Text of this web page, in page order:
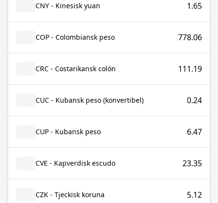
CNY - Kinesisk yuan 1.65
COP - Colombiansk peso 778.06
CRC - Costarikansk colón 111.19
CUC - Kubansk peso (konvertibel) 0.24
CUP - Kubansk peso 6.47
CVE - Kapverdisk escudo 23.35
CZK - Tjeckisk koruna 5.12